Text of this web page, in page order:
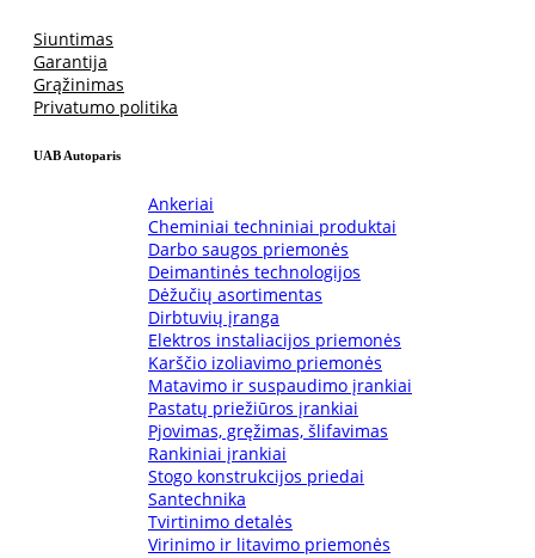
Siuntimas
Garantija
Grąžinimas
Privatumo politika
UAB Autoparis
Ankeriai
Cheminiai techniniai produktai
Darbo saugos priemonės
Deimantinės technologijos
Dėžučių asortimentas
Dirbtuvių įranga
Elektros instaliacijos priemonės
Karščio izoliavimo priemonės
Matavimo ir suspaudimo įrankiai
Pastatų priežiūros įrankiai
Pjovimas, gręžimas, šlifavimas
Rankiniai įrankiai
Stogo konstrukcijos priedai
Santechnika
Tvirtinimo detalės
Virinimo ir litavimo priemonės